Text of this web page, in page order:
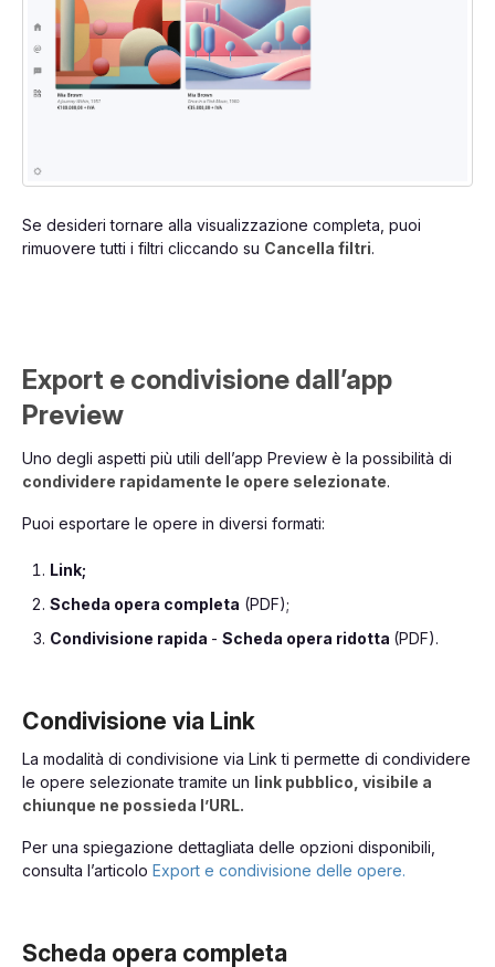
Se desideri tornare alla visualizzazione completa, puoi
rimuovere tutti i filtri cliccando su Cancella filtri.
Export e condivisione dall’app
Preview
Uno degli aspetti più utili dell’app Preview è la possibilità di
condividere rapidamente le opere selezionate.
Puoi esportare le opere in diversi formati:
Link;
Scheda opera completa (PDF);
Condivisione rapida - Scheda opera ridotta (PDF).
Condivisione via Link
La modalità di condivisione via Link ti permette di condividere
le opere selezionate tramite un link pubblico, visibile a
chiunque ne possieda l’URL.
Per una spiegazione dettagliata delle opzioni disponibili,
consulta l’articolo Export e condivisione delle opere.
Scheda opera completa